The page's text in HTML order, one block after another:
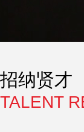
招纳贤才
TALENT